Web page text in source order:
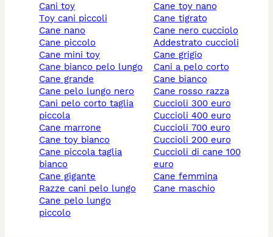
cani toy
toy cani piccoli
cane nano
cane piccolo
cane mini toy
cane bianco pelo lungo
cane grande
cane pelo lungo nero
cani pelo corto taglia
piccola
cane marrone
cane toy bianco
cane piccola taglia
bianco
cane gigante
razze cani pelo lungo
cane pelo lungo
piccolo
cane toy nano
cane tigrato
cane nero cucciolo
addestrato cuccioli
cane grigio
cani a pelo corto
cane bianco
cane rosso razza
cuccioli 300 euro
cuccioli 400 euro
cuccioli 700 euro
cuccioli 200 euro
cuccioli di cane 100
euro
cane femmina
cane maschio